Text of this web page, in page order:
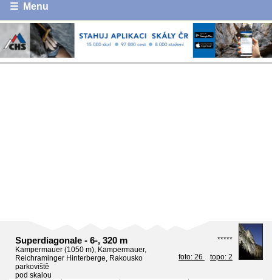
☰ Menu
*****
foto: 26
topo: 2
Superdiagonale - 6-, 320 m
Kampermauer (1050 m), Kampermauer,
Reichraminger Hinterberge, Rakousko
parkoviště
pod skalou